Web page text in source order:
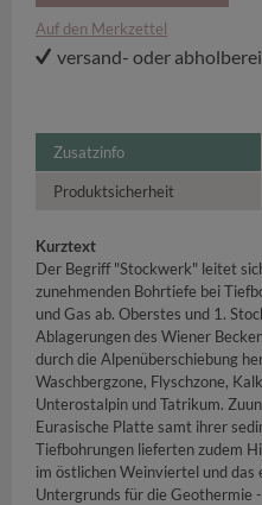
Auf den Merkzettel
versand- oder
Zusatzinfo
Produktsicherheit
Kurztext
Der Begriff "Stockwerk" leitet
zunehmenden Bohrtiefe bei
und Gas ab. Oberstes und 1.
Ablagerungen des Wiener
durch die Alpenüberschiebung
Waschbergzone, Flyschzone,
Unterostalpin und Tatrikum.
Eurasische Platte samt ihrer
Tiefbohrungen lieferten zudem
im östlichen Weinviertel und das
Untergrunds für die Geothermie